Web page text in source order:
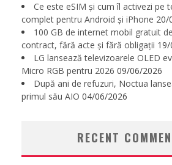
Ce este eSIM și cum îl activezi pe
complet pentru Android și iPhone 20/
100 GB de internet mobil gratuit
contract, fără acte și fără obligații
LG lansează televizoarele OLED
Micro RGB pentru 2026 09/06/2026
După ani de refuzuri, Noctua
primul său AIO 04/06/2026
RECENT